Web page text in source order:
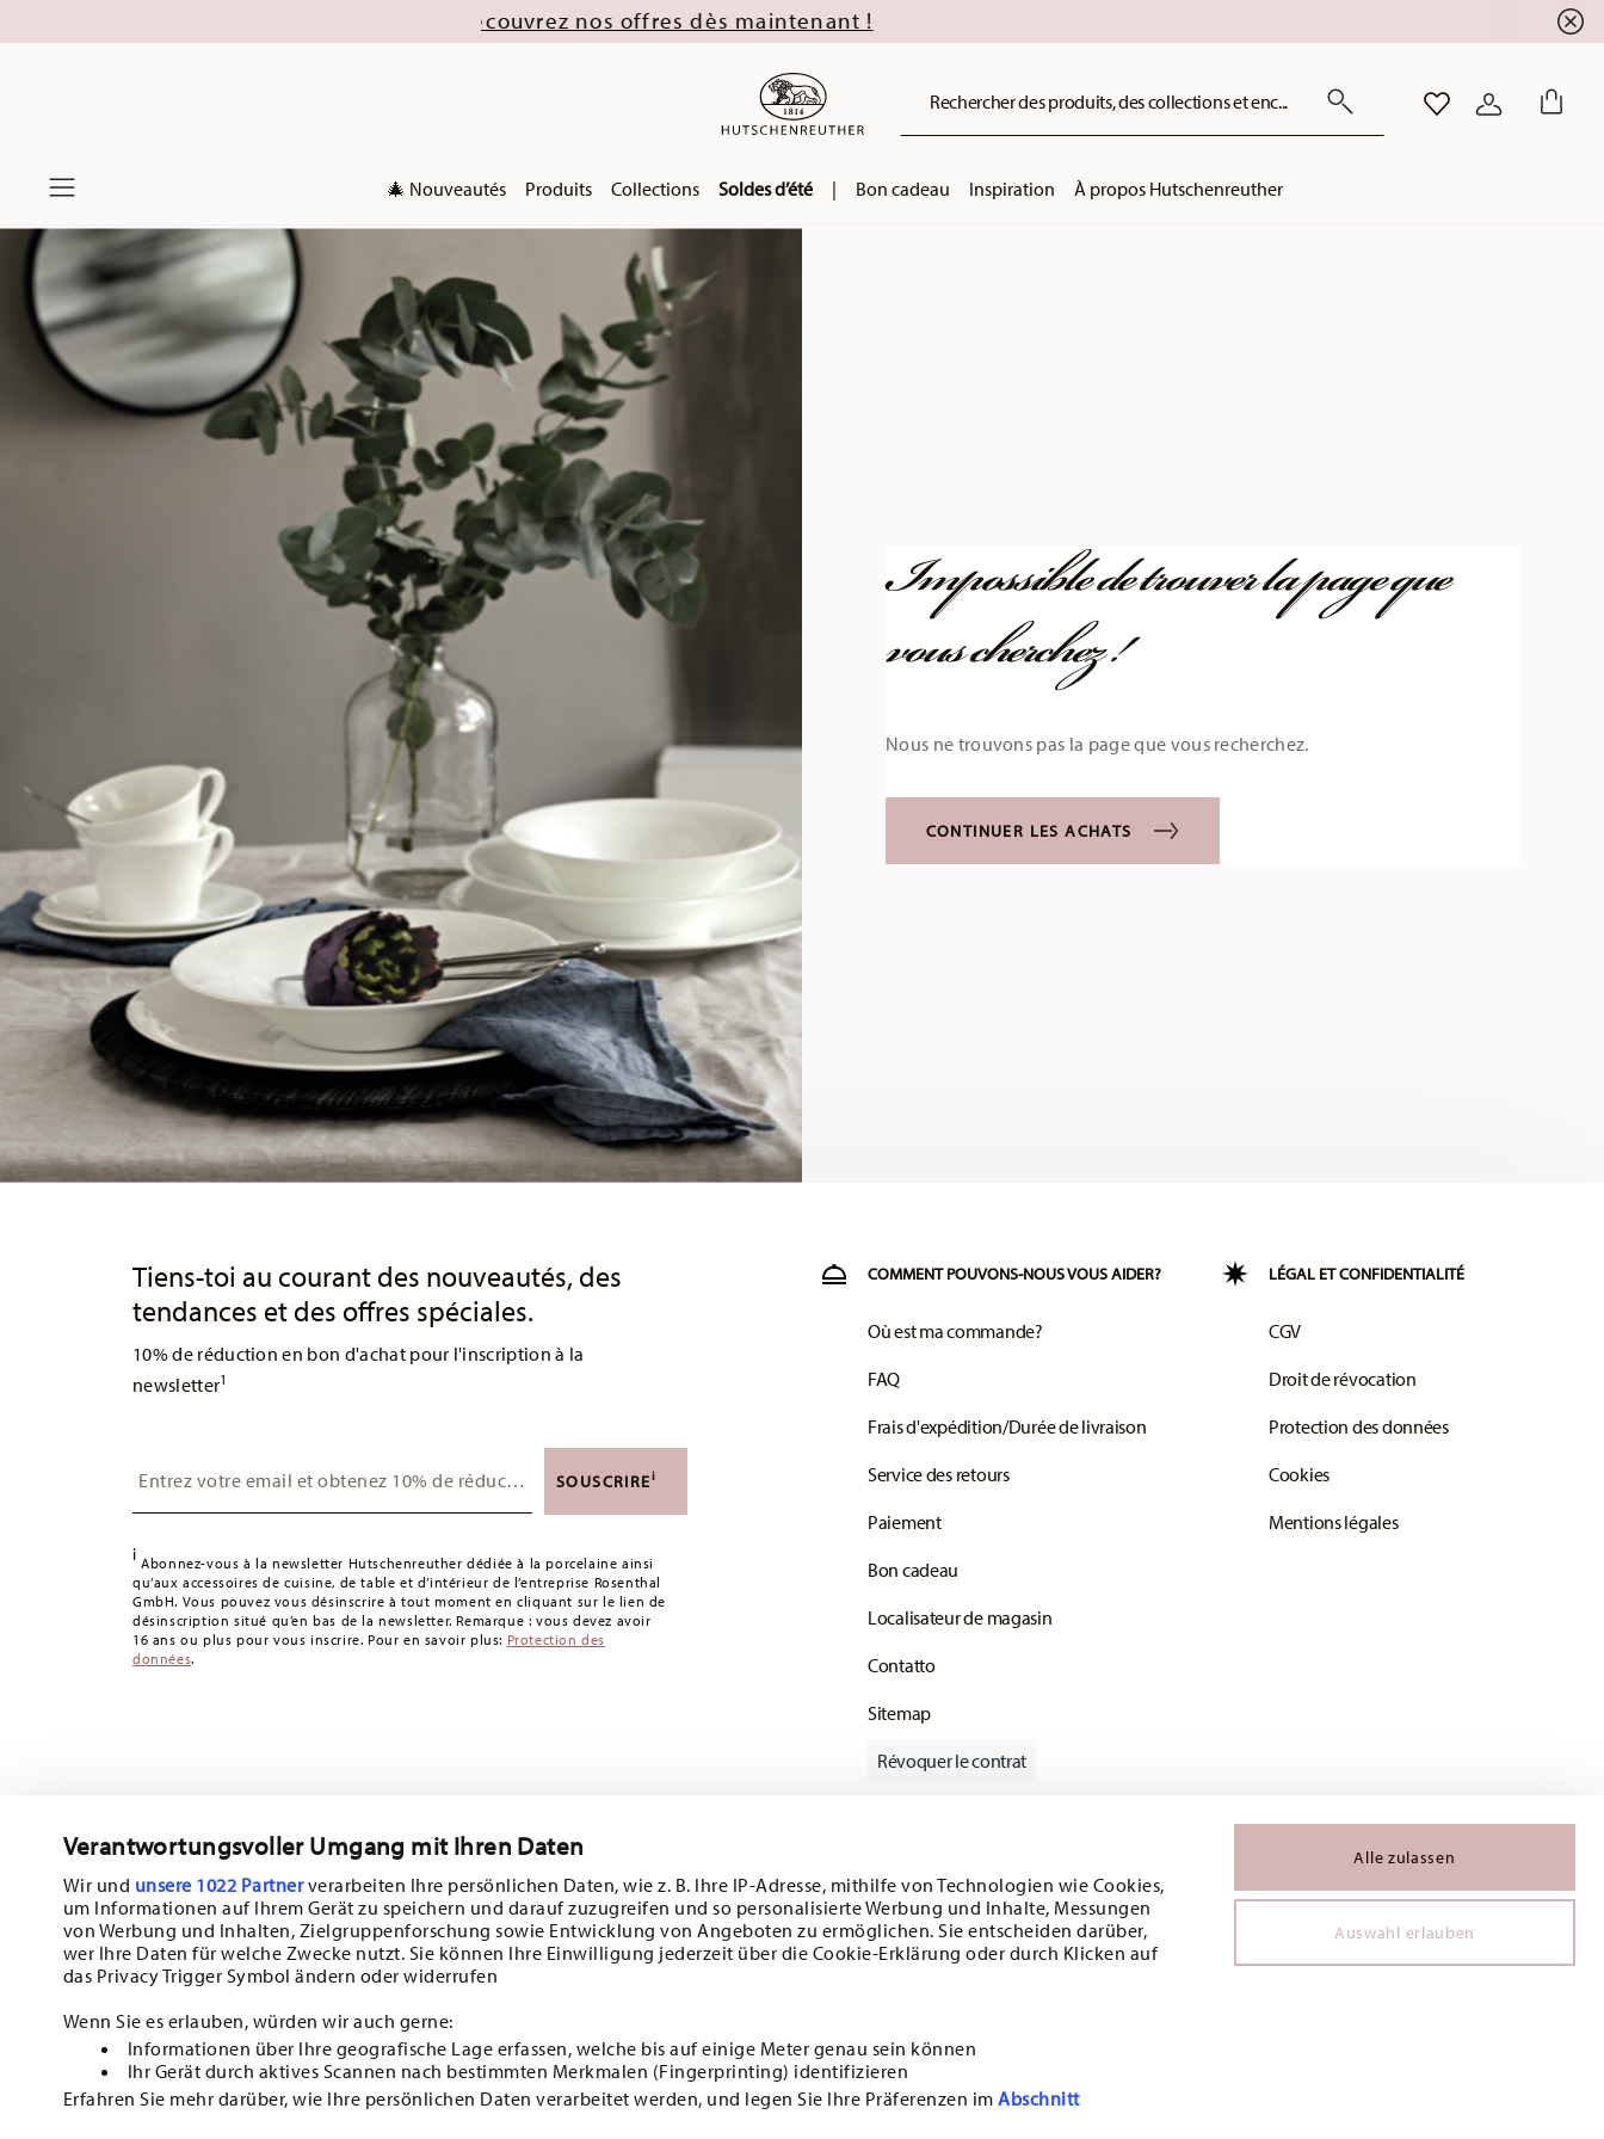
Verantwortungsvoller Umgang mit Ihren Daten
Wir und unsere 1022 Partnerverarbeiten Ihre persönlichen Daten, wie z. B. Ihre IP-Adresse, mithilfe von Technologien wie Cookies,
um Informationen auf Ihrem Gerät zu speichern und darauf zuzugreifen und so personalisierte Werbung und Inhalte, Messungen
von Werbung und Inhalten, Zielgruppenforschung sowie Entwicklung von Angeboten zu ermöglichen. Sie entscheiden darüber,
wer Ihre Daten für welche Zwecke nutzt. Sie können Ihre Einwilligung jederzeit über die Cookie-Erklärung oder durch Klicken auf
das Privacy Trigger Symbol ändern oder widerrufen
Wenn Sie es erlauben, würden wir auch gerne:
Informationen über Ihre geografische Lage erfassen, welche bis auf einige Meter genau sein können
Ihr Gerät durch aktives Scannen nach bestimmten Merkmalen (Fingerprinting) identifizieren
Erfahren Sie mehr darüber, wie Ihre persönlichen Daten verarbeitet werden, und legen Sie Ihre Präferenzen im Abschnitt
Alle zulassen
Auswahl erlauben
de Noël 2026). Découvrez nos offres dès maintenant !
Rechercher des produits, des collections et enc... LISTE DE SOUHAITS
CONNEXION
🎄 Nouveautés Produits Collections Soldes d’été | Bon cadeau Inspiration À propos Hutschenreuther
Impossible de trouver la page que
vous cherchez !
Nous ne trouvons pas la page que vous recherchez.
CONTINUER LES ACHATS
Tiens-toi au courant des nouveautés, des
tendances et des offres spéciales.
10% de réduction en bon d'achat pour l'inscription à la
newsletter1
SOUSCRIREi
i Abonnez-vous à la newsletter Hutschenreuther dédiée à la porcelaine ainsi
qu’aux accessoires de cuisine, de table et d’intérieur de l’entreprise Rosenthal
GmbH. Vous pouvez vous désinscrire à tout moment en cliquant sur le lien de
désinscription situé qu’en bas de la newsletter. Remarque : vous devez avoir
16 ans ou plus pour vous inscrire. Pour en savoir plus: Protection des
données.
COMMENT POUVONS-NOUS VOUS AIDER?
Où est ma commande?
FAQ
Frais d'expédition/Durée de livraison
Service des retours
Paiement
Bon cadeau
Localisateur de magasin
Contatto
Sitemap
LÉGAL ET CONFIDENTIALITÉ
CGV
Droit de révocation
Protection des données
Cookies
Mentions légales
Révoquer le contrat
Suivez-nous sur
Beauté et fonctionnalité pour votre maison
HOMEPAGE CGV PROTECTION DES DONNÉES MENTIONS LÉGALES MODIFIER LE CONSENTEMENT AUX COOKIES
Abonnez-vous à notre newsletter et recevez une réduction de 10%!
Tiens-toi au courant des nouveautés, des tendances et
des offres spéciales.
Insert your email to register for the newsletters
SOUSCRIREi